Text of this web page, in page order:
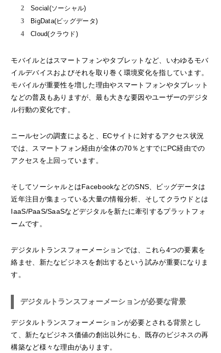
Social(ソーシャル)
BigData(ビッグデータ)
Cloud(クラウド)
モバイルとはスマートフォンやタブレットなど、いわゆるモバ
イルデバイスおよびそれを取り巻く環境変化を指しています。
モバイルが重要性を増した理由やスマートフォンやタブレット
などの普及もありますが、最も大きな要因やユーザーのデジタ
ル行動の変化です。
ニールセンの調査によると、ECサイトに対するアクセス状況
では、スマートフォン経由が全体の70％とすでにPC経由での
アクセスを上回っています。
そしてソーシャルとはFacebookなどのSNS、ビッグデータは
近年注目が集まっている大量の情報分析、そしてクラウドとは
IaaS/PaaS/SaaSなどデジタルを新たに牽引するプラットフォ
ームです。
デジタルトランスフォーメーションでは、これら4つの要素を
絡ませ、新たなビジネスを創出するという試みが重要になりま
す。
デジタルトランスフォーメーションが必要な背景
デジタルトランスフォーメーションが必要とされる背景とし
て、新たなビジネス価値の創出以外にも、既存のビジネスの再
構築など様々な理由があります。